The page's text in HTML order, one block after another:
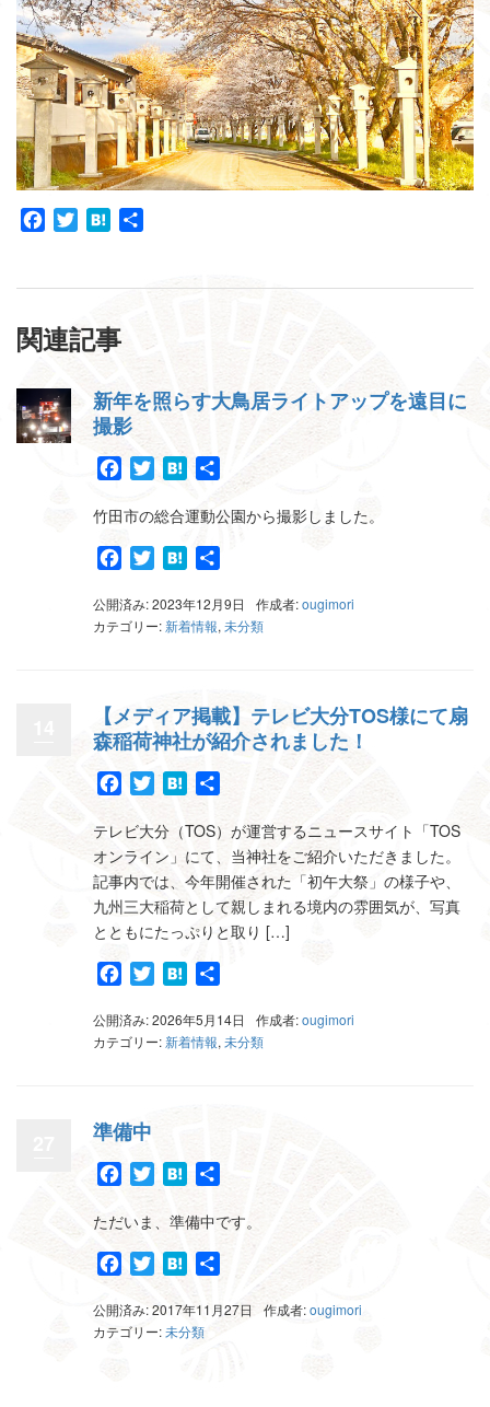
Facebook
TwitterHatena
関連記事
新年を照らす大鳥居ライトアップを遠目に
撮影
Facebook
TwitterHatena
竹田市の総合運動公園から撮影しました。
Facebook
TwitterHatena
公開済み: 2023年12月9日 作成者:ougimori
カテゴリー:新着情報, 未分類
【メディア掲載】テレビ大分TOS様にて扇
森稲荷神社が紹介されました！
Facebook
TwitterHatena
テレビ大分（TOS）が運営するニュースサイト「TOS
オンライン」にて、当神社をご紹介いただきました。
記事内では、今年開催された「初午大祭」の様子や、
九州三大稲荷として親しまれる境内の雰囲気が、写真
とともにたっぷりと取り […]
Facebook
TwitterHatena
公開済み: 2026年5月14日 作成者:ougimori
カテゴリー:新着情報, 未分類
準備中
Facebook
TwitterHatena
ただいま、準備中です。
Facebook
TwitterHatena
公開済み: 2017年11月27日 作成者:ougimori
カテゴリー:未分類